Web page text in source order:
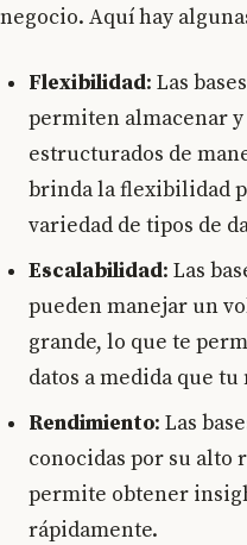
negocio. Aquí hay
Flexibilidad: Las
permiten almacenar
estructurados de
brinda la flexibilidad
variedad de tipos de
Escalabilidad: Las
pueden manejar un
grande, lo que te
datos a medida que
Rendimiento: Las
conocidas por su alto
permite obtener
rápidamente.